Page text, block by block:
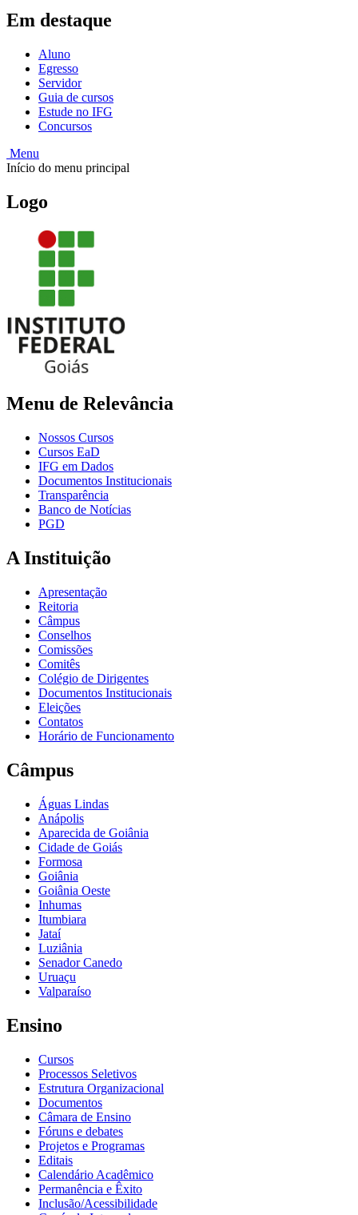
Em destaque
Aluno
Egresso
Servidor
Guia de cursos
Estude no IFG
Concursos
Menu
Início do menu principal
Logo
Menu de Relevância
Nossos Cursos
Cursos EaD
IFG em Dados
Documentos Institucionais
Transparência
Banco de Notícias
PGD
A Instituição
Apresentação
Reitoria
Câmpus
Conselhos
Comissões
Comitês
Colégio de Dirigentes
Documentos Institucionais
Eleições
Contatos
Horário de Funcionamento
Câmpus
Águas Lindas
Anápolis
Aparecida de Goiânia
Cidade de Goiás
Formosa
Goiânia
Goiânia Oeste
Inhumas
Itumbiara
Jataí
Luziânia
Senador Canedo
Uruaçu
Valparaíso
Ensino
Cursos
Processos Seletivos
Estrutura Organizacional
Documentos
Câmara de Ensino
Fóruns e debates
Projetos e Programas
Editais
Calendário Acadêmico
Permanência e Êxito
Inclusão/Acessibilidade